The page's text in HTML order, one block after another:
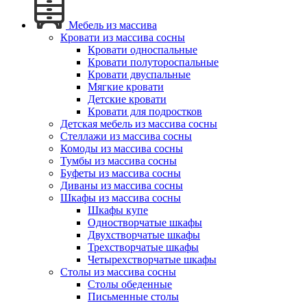
Мебель из массива
Кровати из массива сосны
Кровати односпальные
Кровати полутороспальные
Кровати двуспальные
Мягкие кровати
Детские кровати
Кровати для подростков
Детская мебель из массива сосны
Стеллажи из массива сосны
Комоды из массива сосны
Тумбы из массива сосны
Буфеты из массива сосны
Диваны из массива сосны
Шкафы из массива сосны
Шкафы купе
Одностворчатые шкафы
Двухстворчатые шкафы
Трехстворчатые шкафы
Четырехстворчатые шкафы
Столы из массива сосны
Столы обеденные
Письменные столы